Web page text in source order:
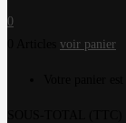
0
voir panier